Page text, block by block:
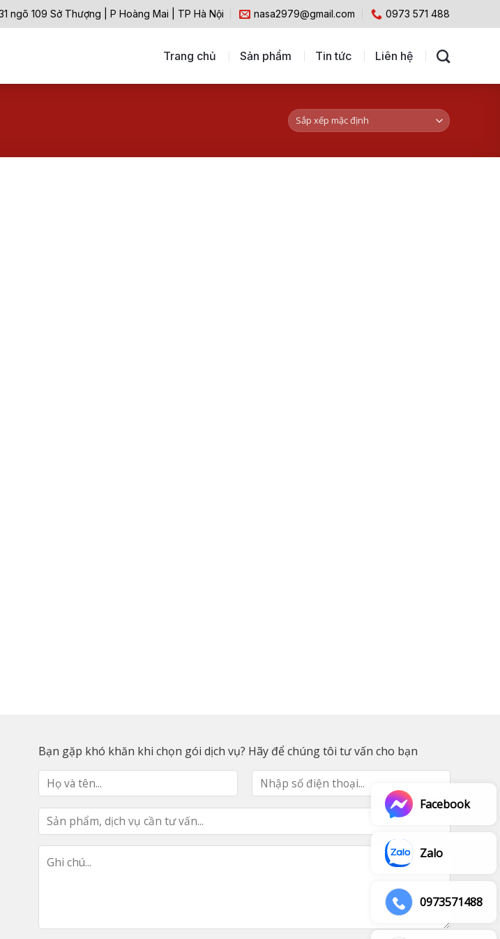
ngõ 109 Sở Thượng | P Hoàng Mai | TP Hà Nội nasa2979@gmail.com 0973 571 488
Trang chủ Sản phẩm Tin tức Liên hệ
Bạn gặp khó khăn khi chọn gói dịch vụ? Hãy để chúng tôi tư vấn cho bạn
Facebook
Zalo
0973571488